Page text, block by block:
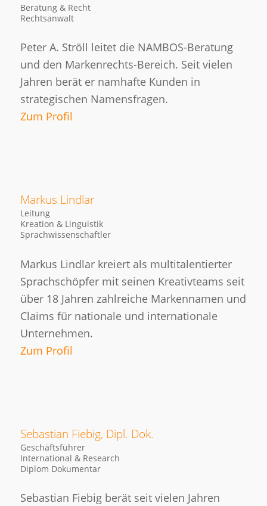
Beratung & Recht
Rechtsanwalt
Peter A. Ströll leitet die NAMBOS-Beratung
und den Markenrechts-Bereich. Seit vielen
Jahren berät er namhafte Kunden in
strategischen Namensfragen.
Zum Profil
Markus Lindlar
Leitung
Kreation & Linguistik
Sprachwissenschaftler
Markus Lindlar kreiert als multitalentierter
Sprachschöpfer mit seinen Kreativteams seit
über 18 Jahren zahlreiche Markennamen und
Claims für nationale und internationale
Unternehmen.
Zum Profil
Sebastian Fiebig, Dipl. Dok.
Geschäftsführer
International & Research
Diplom Dokumentar
Sebastian Fiebig berät seit vielen Jahren